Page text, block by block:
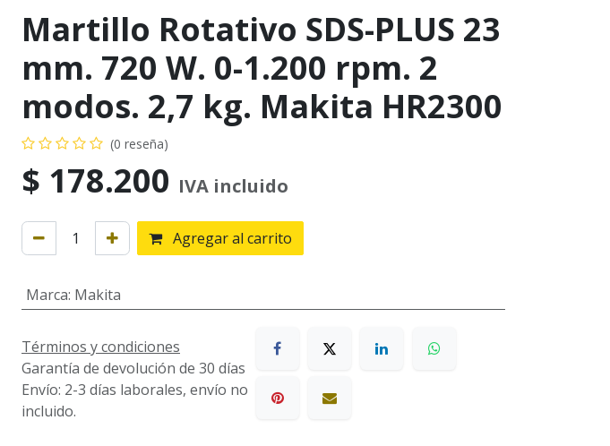
Martillo Rotativo SDS-PLUS 23
mm. 720 W. 0-1.200 rpm. 2
modos. 2,7 kg. Makita HR2300
(0 reseña)
$ 178.200 IVA incluido
Agregar al carrito
Marca: Makita
Términos y condiciones
Garantía de devolución de 30 días
Envío: 2-3 días laborales, envío no
incluido.